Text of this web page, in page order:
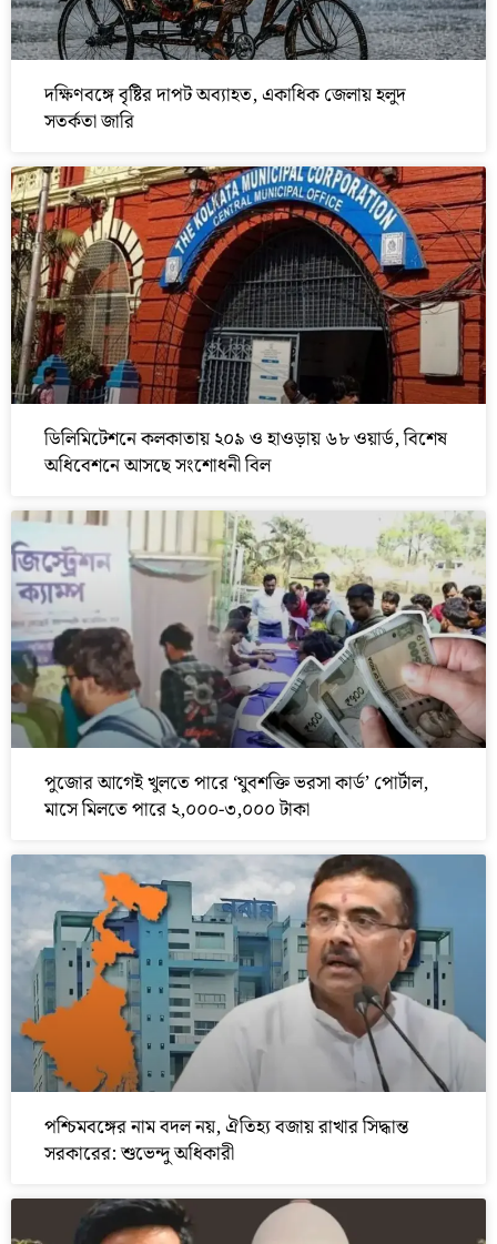
দক্ষিণবঙ্গে বৃষ্টির দাপট অব্যাহত, একাধিক জেলায় হলুদ
সতর্কতা জারি
ডিলিমিটেশনে কলকাতায় ২০৯ ও হাওড়ায় ৬৮ ওয়ার্ড, বিশেষ
অধিবেশনে আসছে সংশোধনী বিল
পুজোর আগেই খুলতে পারে ‘যুবশক্তি ভরসা কার্ড’ পোর্টাল,
মাসে মিলতে পারে ২,০০০-৩,০০০ টাকা
পশ্চিমবঙ্গের নাম বদল নয়, ঐতিহ্য বজায় রাখার সিদ্ধান্ত
সরকারের: শুভেন্দু অধিকারী